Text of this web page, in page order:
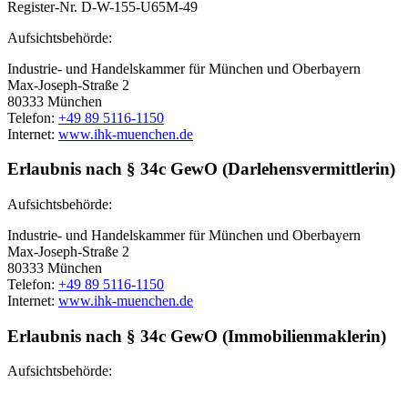
Register-Nr. D-W-155-U65M-49
Aufsichtsbehörde:
Industrie- und Handelskammer für München und Oberbayern
Max-Joseph-Straße 2
80333 München
Telefon: +49 89 5116-1150
Internet: www.ihk-muenchen.de
Erlaubnis nach § 34c GewO (Darlehensvermittlerin)
Aufsichtsbehörde:
Industrie- und Handelskammer für München und Oberbayern
Max-Joseph-Straße 2
80333 München
Telefon: +49 89 5116-1150
Internet: www.ihk-muenchen.de
Erlaubnis nach § 34c GewO (Immobilienmaklerin)
Aufsichtsbehörde: